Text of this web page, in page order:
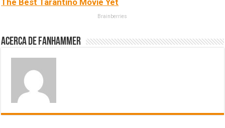
The Best Tarantino Movie Yet
Brainberries
Acerca de fanhammer